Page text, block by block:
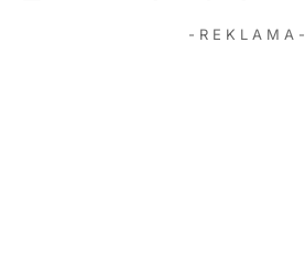
- R E K L A M A -